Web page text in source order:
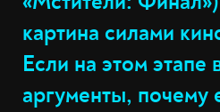
картина силами
Если на этом
аргументы, почему